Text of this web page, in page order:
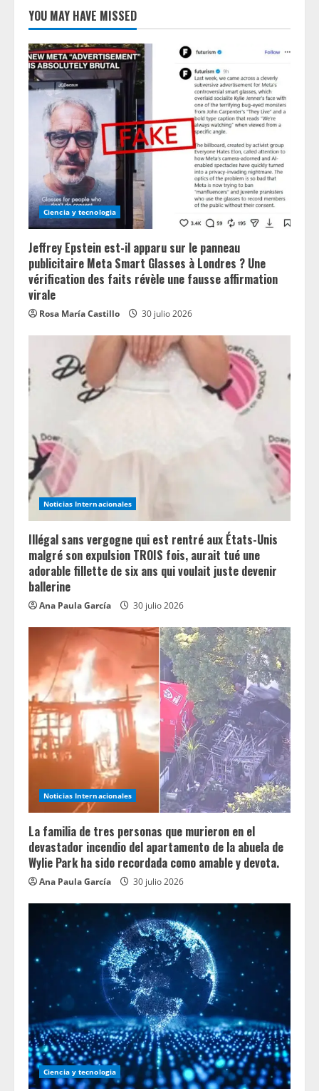
YOU MAY HAVE MISSED
Ciencia y tecnologia
Jeffrey Epstein est-il apparu sur le panneau
publicitaire Meta Smart Glasses à Londres ? Une
vérification des faits révèle une fausse affirmation
virale
Rosa María Castillo 30 julio 2026
Noticias Internacionales
Illégal sans vergogne qui est rentré aux États-Unis
malgré son expulsion TROIS fois, aurait tué une
adorable fillette de six ans qui voulait juste devenir
ballerine
Ana Paula García 30 julio 2026
Noticias Internacionales
La familia de tres personas que murieron en el
devastador incendio del apartamento de la abuela de
Wylie Park ha sido recordada como amable y devota.
Ana Paula García 30 julio 2026
Ciencia y tecnologia